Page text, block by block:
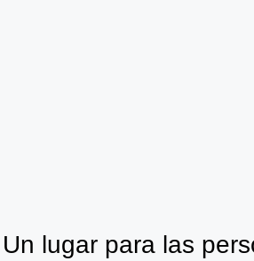
Un lugar para las